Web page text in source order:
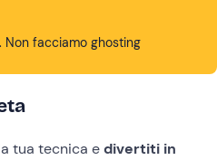
facciamo ghosting
tua tecnica edivertiti in